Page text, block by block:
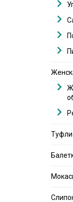
Туфли